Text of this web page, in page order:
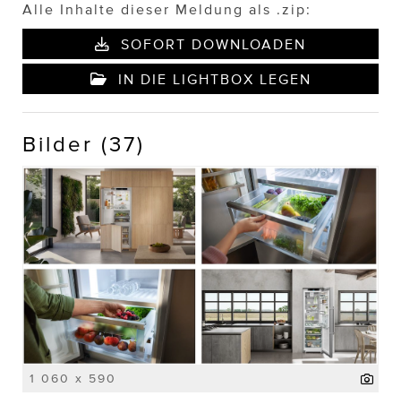
Alle Inhalte dieser Meldung als .zip:
SOFORT DOWNLOADEN
IN DIE LIGHTBOX LEGEN
Bilder (37)
1 060 x 590